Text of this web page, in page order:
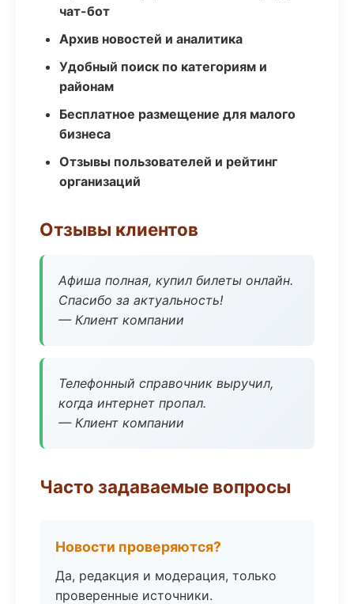
чат-бот
Архив новостей и аналитика
Удобный поиск по категориям и
районам
Бесплатное размещение для малого
бизнеса
Отзывы пользователей и рейтинг
организаций
Отзывы клиентов
Афиша полная, купил билеты онлайн.
Спасибо за актуальность!
— Клиент компании
Телефонный справочник выручил,
когда интернет пропал.
— Клиент компании
Часто задаваемые вопросы
Новости проверяются?
Да, редакция и модерация, только
проверенные источники.